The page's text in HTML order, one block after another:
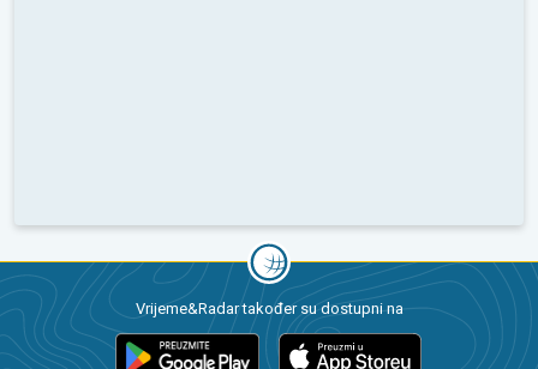
Vrijeme&Radar također su dostupni na